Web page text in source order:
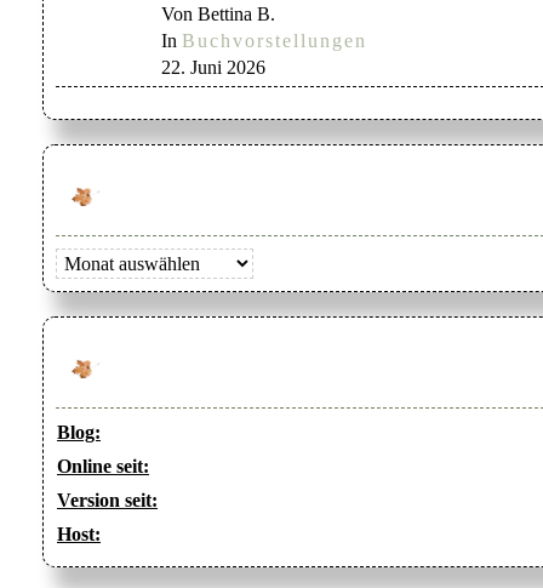
Von Bettina B.
In Buchvorstellungen
22. Juni 2026
Archiv
Blog:
Online seit:
Version seit:
Host: